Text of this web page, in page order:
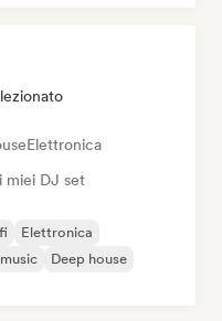
Elettronica
miei DJ set
Elettronica
Deep house